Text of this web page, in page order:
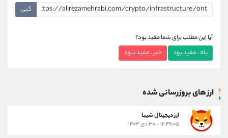
کپی
آیا این مطلب برای شما مفید بود؟
بله ، مفید بود خیر ، مفید نبود
ارز های بروزرسانی شده
ارز ديجيتال شیبا
۱۲:۴۹:۰۵ - ۳۰ دی ۱۴۰۳